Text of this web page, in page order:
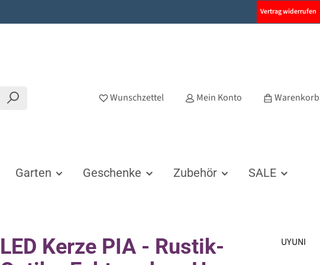
Vertrag widerrufen
Wunschzettel Mein Konto Warenkorb
Garten Geschenke Zubehör SALE
LED Kerze PIA - Rustik-
UYUNI